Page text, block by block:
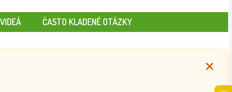
VIDEÁ ČASTO KLADENÉ OTÁZKY